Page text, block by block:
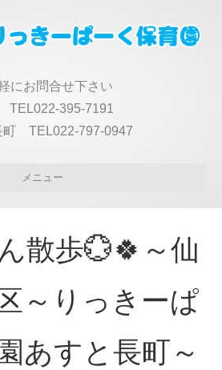
にお問合せ下さい
395-7191
町 TEL022-797-0947
メニュー
散歩💮🍀～仙
～りっきーぱ
あすと長町～